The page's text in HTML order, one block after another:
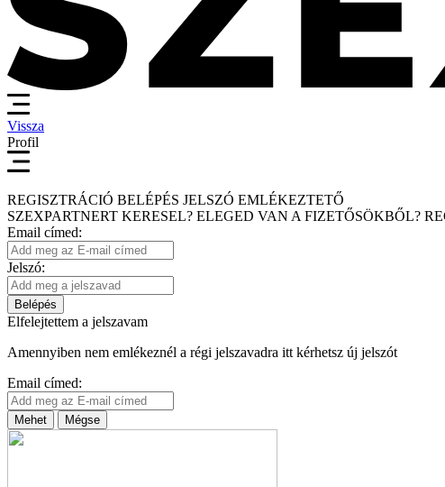
Vissza
Profil
REGISZTRÁCIÓ BELÉPÉS JELSZÓ EMLÉKEZTETŐ
SZEXPARTNERT KERESEL? ELEGED VAN A FIZETŐSÖKBŐL?
Email címed:
Jelszó:
Belépés
Elfelejtettem a jelszavam
Amennyiben nem emlékeznél a régi jelszavadra itt kérhetsz új jelszót
Email címed:
Mehet Mégse